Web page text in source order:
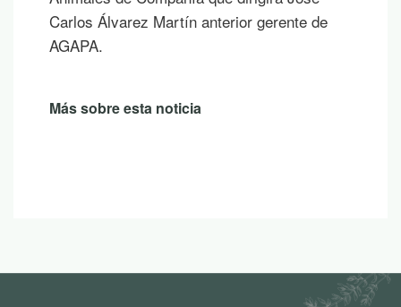
un atardecer en la montaña.